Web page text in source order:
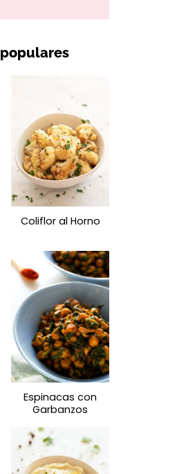
Coliflor al Horno
Espinacas con
Garbanzos